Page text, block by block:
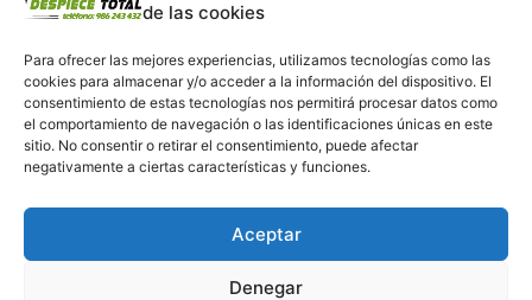
de las cookies
Para ofrecer las mejores experiencias, utilizamos tecnologías como las
cookies para almacenar y/o acceder a la información del dispositivo. El
consentimiento de estas tecnologías nos permitirá procesar datos como
el comportamiento de navegación o las identificaciones únicas en este
sitio. No consentir o retirar el consentimiento, puede afectar
negativamente a ciertas características y funciones.
Aceptar
Denegar
Servicio al cliente
Contacto
986 243 432
608 867 074
recambiosdespiecetotal@gmail.com
Mi cuenta
Mi Cuenta